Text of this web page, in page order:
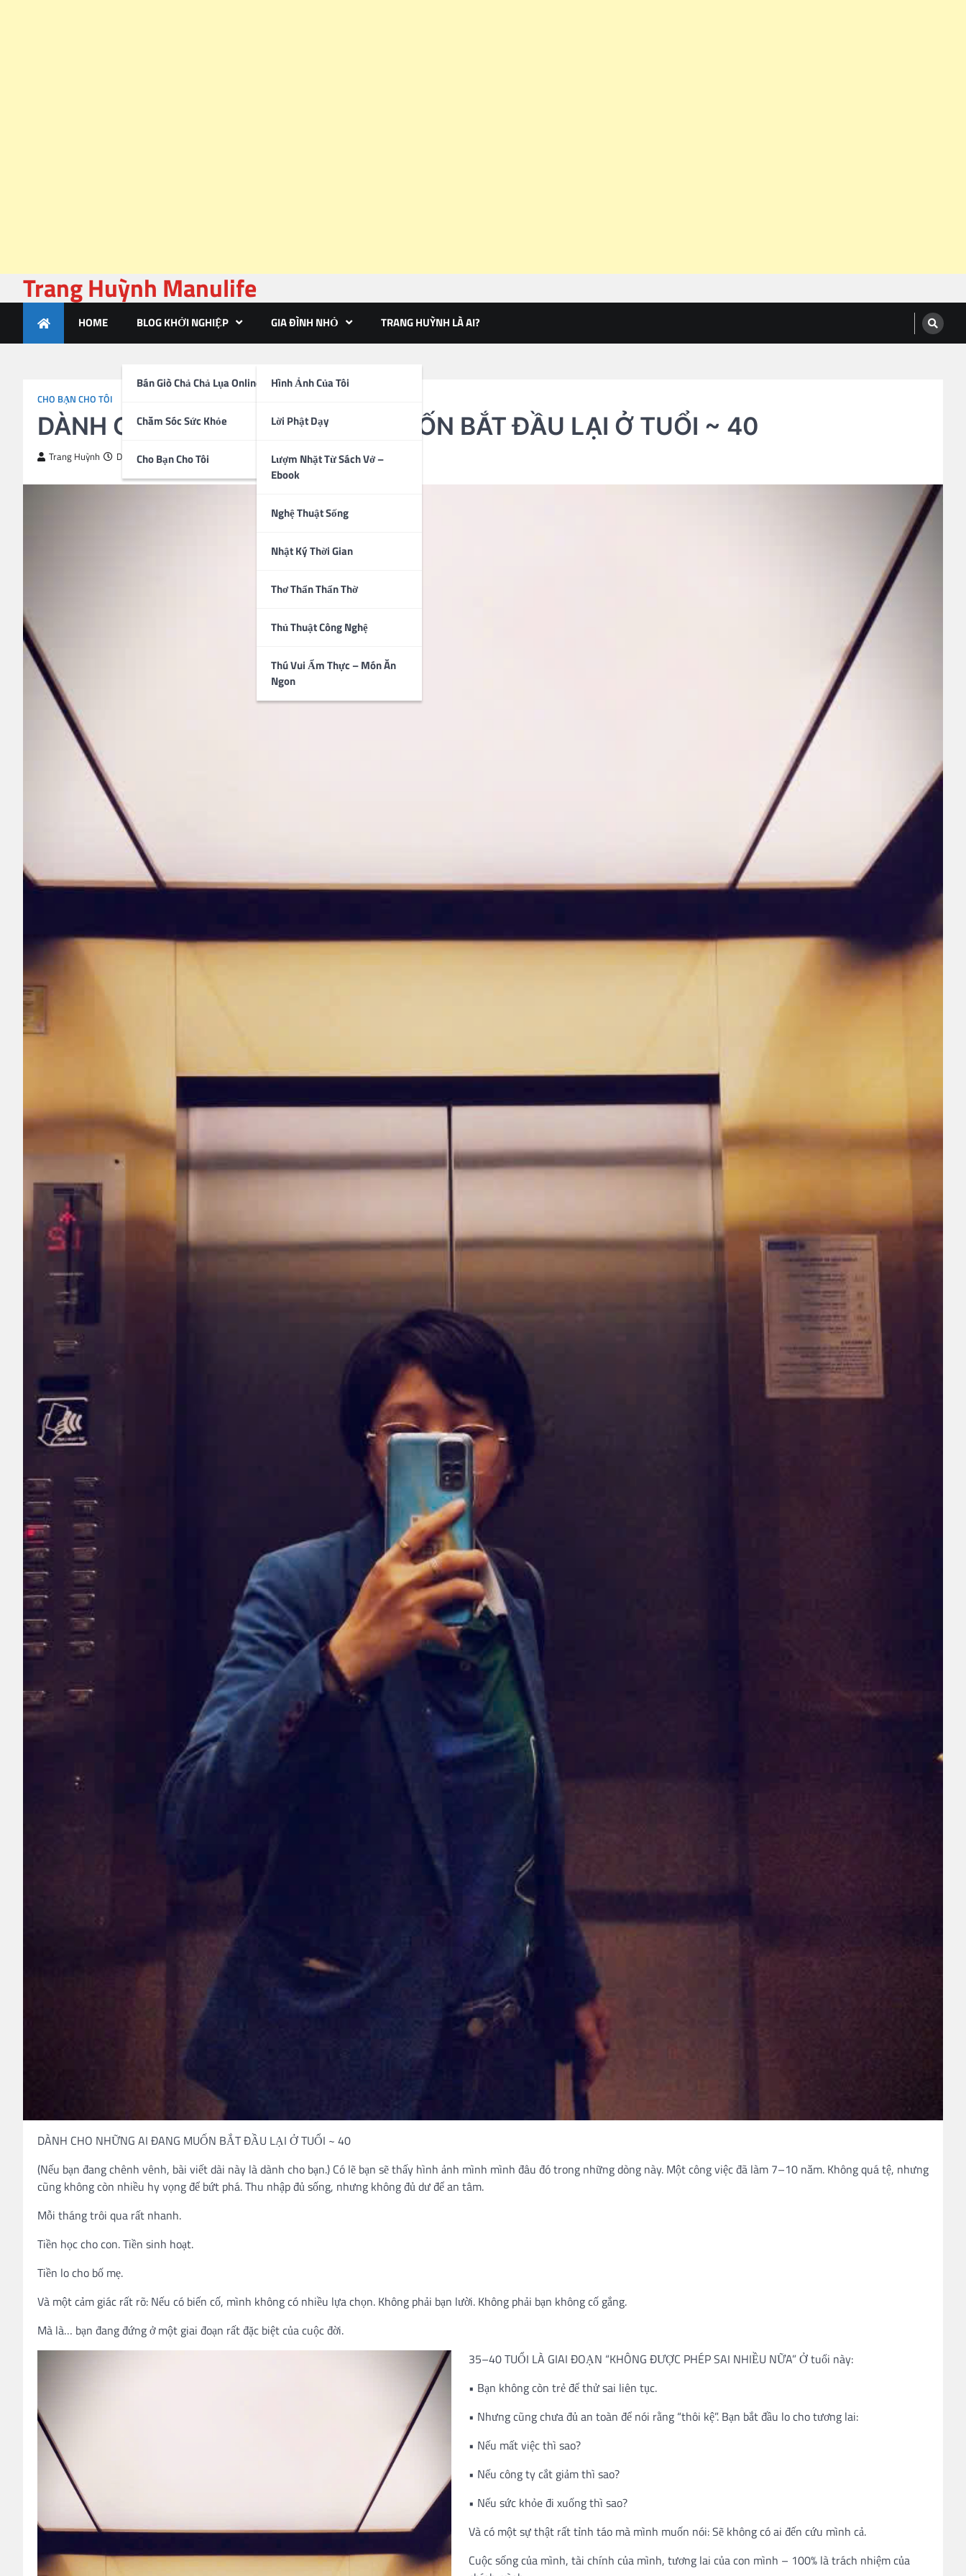
to
Trang Huỳnh Manulife
HOME BLOG KHỞI NGHIỆP
Bán Giò Chả Chả Lụa Online
Chăm Sóc Sức Khỏe
Cho Bạn Cho Tôi
GIA ĐÌNH NHỎ
Hình Ảnh Của Tôi
Lời Phật Dạy
Lượm Nhặt Từ Sách Vở –
Ebook
Nghệ Thuật Sống
Nhật Ký Thời Gian
Thơ Thẩn Thẩn Thờ
Thủ Thuật Công Nghệ
Thú Vui Ẩm Thực – Món Ăn
Ngon
TRANG HUỲNH LÀ AI?
CHO BẠN CHO TÔI
DÀNH CHO NHỮNG AI ĐANG MUỐN BẮT ĐẦU LẠI Ở TUỔI ~ 40
Trang Huỳnh December 25, 2025
DÀNH CHO NHỮNG AI ĐANG MUỐN BẮT ĐẦU LẠI Ở TUỔI ~ 40
(Nếu bạn đang chênh vênh, bài viết dài này là dành cho bạn.) Có lẽ bạn sẽ thấy hình ảnh mình mình đâu đó trong những dòng này. Một công việc đã làm 7–10 năm. Không quá tệ, nhưng
cũng không còn nhiều hy vọng để bứt phá. Thu nhập đủ sống, nhưng không đủ dư để an tâm.
Mỗi tháng trôi qua rất nhanh.
Tiền học cho con. Tiền sinh hoạt.
Tiền lo cho bố mẹ.
Và một cảm giác rất rõ: Nếu có biến cố, mình không có nhiều lựa chọn. Không phải bạn lười. Không phải bạn không cố gắng.
Mà là… bạn đang đứng ở một giai đoạn rất đặc biệt của cuộc đời.
35–40 TUỔI LÀ GIAI ĐOẠN “KHÔNG ĐƯỢC PHÉP SAI NHIỀU NỮA” Ở tuổi này:
• Bạn không còn trẻ để thử sai liên tục.
• Nhưng cũng chưa đủ an toàn để nói rằng “thôi kệ”. Bạn bắt đầu lo cho tương lai:
• Nếu mất việc thì sao?
• Nếu công ty cắt giảm thì sao?
• Nếu sức khỏe đi xuống thì sao?
Và có một sự thật rất tỉnh táo mà mình muốn nói: Sẽ không có ai đến cứu mình cả.
Cuộc sống của mình, tài chính của mình, tương lai của con mình – 100% là trách nhiệm của